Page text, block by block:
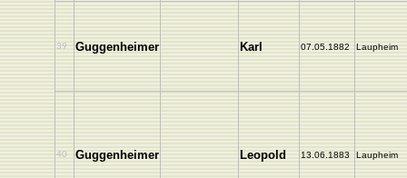
39 Guggenheimer Karl 07.05.1882 Laupheim
40 Guggenheimer Leopold 13.06.1883 Laupheim